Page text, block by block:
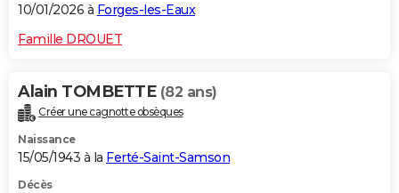
10/01/2026 à Forges-les-Eaux
Famille DROUET
Alain TOMBETTE (82 ans)
Créer une cagnotte obsèques
Naissance
15/05/1943 à la Ferté-Saint-Samson
Décès